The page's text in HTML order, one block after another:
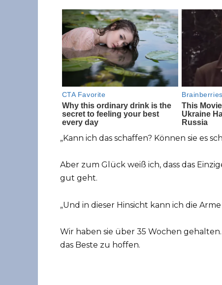
„Kann ich das schaffen? Können sie es
Aber zum Glück weiß ich, dass das
gut geht.
„Und in dieser Hinsicht kann ich die
Wir haben sie über 35 Wochen
das Beste zu hoffen.